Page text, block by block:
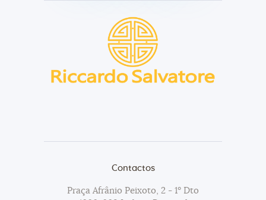
Contactos
Praça Afrânio Peixoto, 2 - 1º Dto